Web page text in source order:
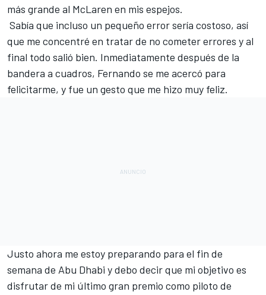
más grande al McLaren en mis espejos.
Sabía que incluso un pequeño error sería costoso, así
que me concentré en tratar de no cometer errores y al
final todo salió bien. Inmediatamente después de la
bandera a cuadros, Fernando se me acercó para
felicitarme, y fue un gesto que me hizo muy feliz.
Justo ahora me estoy preparando para el fin de
semana de Abu Dhabi y debo decir que mi objetivo es
disfrutar de mi último gran premio como piloto de